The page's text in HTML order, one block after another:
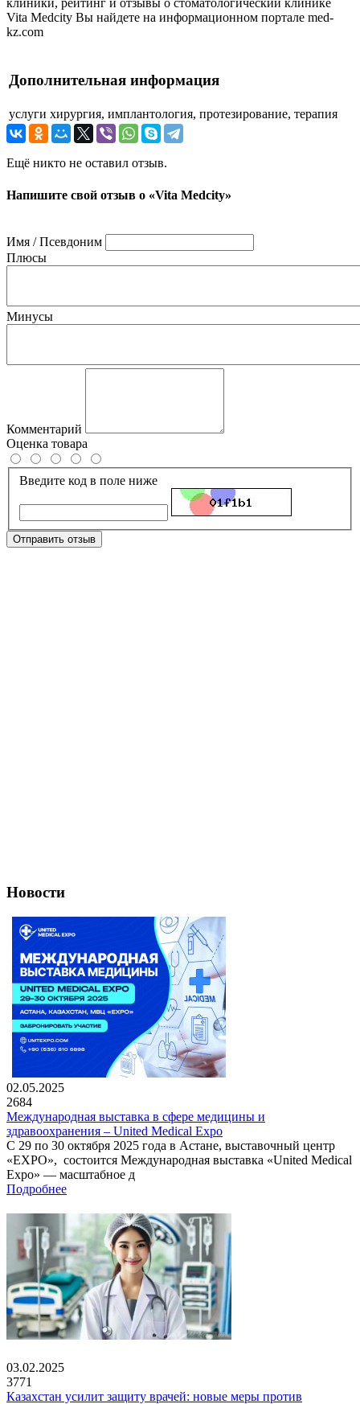
клиники, рейтинг и отзывы о стоматологический клинике
Vita Medcity Вы найдете на информационном портале med-
kz.com
Дополнительная информация
услуги хирургия, имплантология, протезирование, терапия
Ещё никто не оставил отзыв.
Напишите свой отзыв о «Vita Medcity»
Имя / Псевдоним
Плюсы
Минусы
Комментарий
Оценка товара
Введите код в поле ниже
Отправить отзыв
Новости
02.05.2025
2684
Международная выставка в сфере медицины и
здравоохранения – United Medical Expo
С 29 по 30 октября 2025 года в Астане, выставочный центр
«EXPO», состоится Международная выставка «United Medical
Expo» — масштабное д
Подробнее
03.02.2025
3771
Казахстан усилит защиту врачей: новые меры против